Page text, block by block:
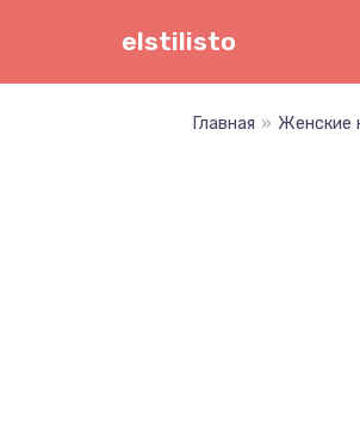
elstilisto
Главная » Женские